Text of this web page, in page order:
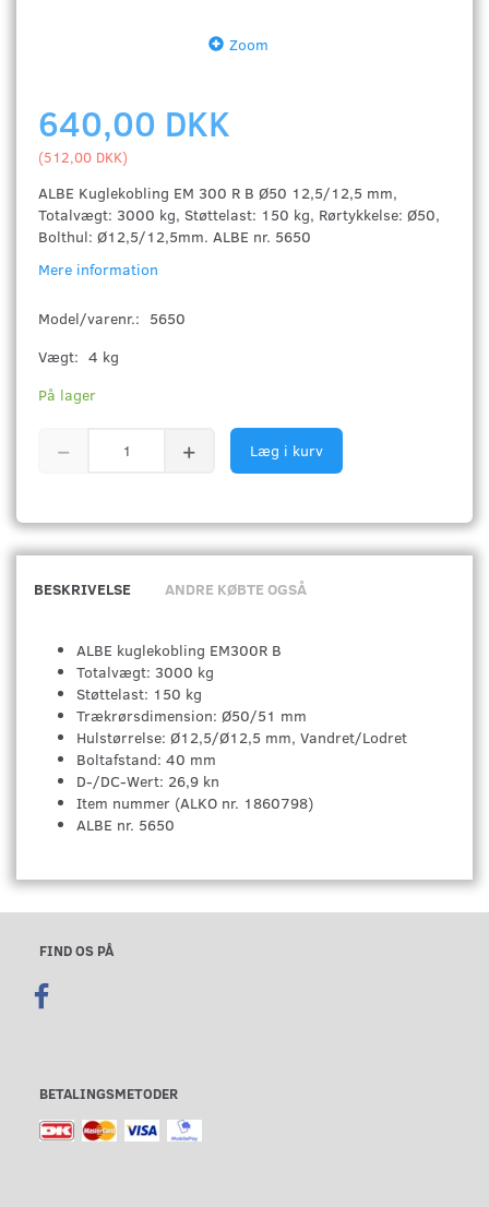
Zoom
640,00 DKK
(512,00 DKK)
ALBE Kuglekobling EM 300 R B Ø50 12,5/12,5 mm,
Totalvægt: 3000 kg, Støttelast: 150 kg, Rørtykkelse: Ø50,
Bolthul: Ø12,5/12,5mm. ALBE nr. 5650
Mere information
Model/varenr.: 5650
Vægt: 4 kg
På lager
Læg i kurv
BESKRIVELSE ANDRE KØBTE OGSÅ
ALBE kuglekobling EM300R B
Totalvægt: 3000 kg
Støttelast: 150 kg
Trækrørsdimension: Ø50/51 mm
Hulstørrelse: Ø12,5/Ø12,5 mm, Vandret/Lodret
Boltafstand: 40 mm
D-/DC-Wert: 26,9 kn
Item nummer (ALKO nr. 1860798)
ALBE nr. 5650
FIND OS PÅ
BETALINGSMETODER